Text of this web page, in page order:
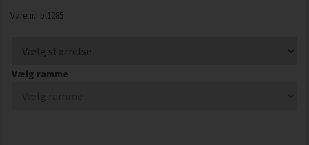
Varenr.: pl1285
Vælg ramme